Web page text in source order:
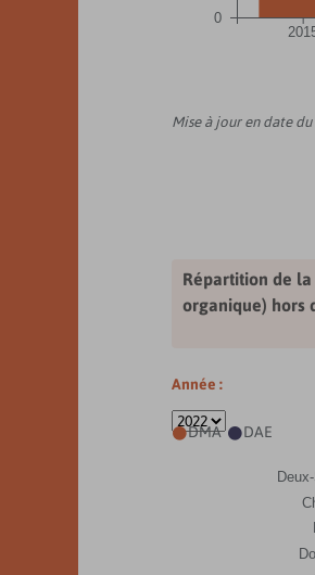
0
Mise à jour en date
Répartition de
organique) hors
Année :
DMA DAE